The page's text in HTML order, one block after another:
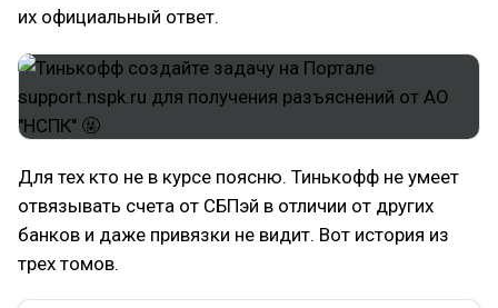
их официальный ответ.
Для тех кто не в курсе поясню. Тинькофф не умеет
отвязывать счета от СБПэй в отличии от других
банков и даже привязки не видит. Вот история из
трех томов.